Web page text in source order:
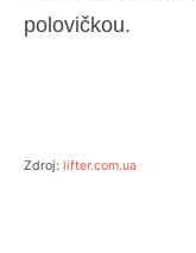
polovičkou.
Zdroj: lifter.com.ua